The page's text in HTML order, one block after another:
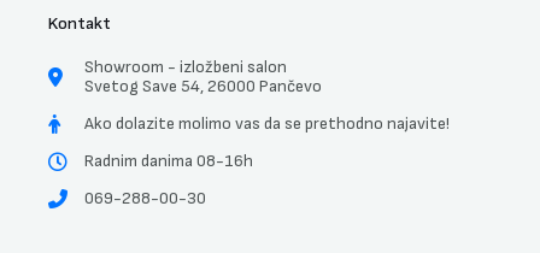
Kontakt
Showroom - izložbeni salon
Svetog Save 54, 26000 Pančevo
Ako dolazite molimo vas da se prethodno najavite!
Radnim danima 08-16h
069-288-00-30